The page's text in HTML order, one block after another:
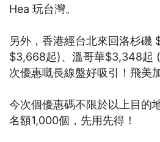
Hea 玩台灣。
另外，香港經台北來回洛杉磯
$3,668起)、溫哥華$3,348起
次優惠嘅長線盤好吸引！飛美
今次個優惠碼不限於以上目的
名額1,000個，先用先得！